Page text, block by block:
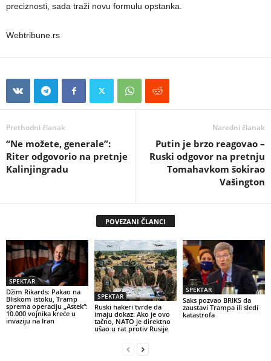
preciznosti, sada traži novu formulu opstanka.
Webtribune.rs
Prethodni članak
“Ne možete, generale”:
Riter odgovorio na pretnje
Kalinjingradu
Naredni članak
Putin je brzo reagovao –
Ruski odgovor na pretnju
Tomahavkom šokirao
Vašington
POVEZANI ČLANCI
SPEKTAR
Džim Rikards: Pakao na
Bliskom istoku, Tramp
sprema operaciju „Astek“:
10.000 vojnika kreće u
invaziju na Iran
SPEKTAR
Ruski hakeri tvrde da
imaju dokaz: Ako je ovo
tačno, NATO je direktno
ušao u rat protiv Rusije
SPEKTAR
Saks pozvao BRIKS da
zaustavi Trampa ili sledi
katastrofa